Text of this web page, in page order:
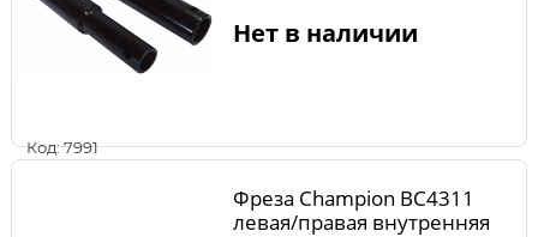
Код: 7991
Нет в наличии
Фреза Champion BC4311
левая/правая внутренняя